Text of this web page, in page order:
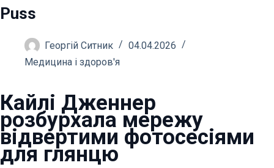
Puss
Георгій Ситник
04.04.2026
Медицина і здоров'я
Кайлі Дженнер
розбурхала мережу
відвертими фотосесіями
для глянцю